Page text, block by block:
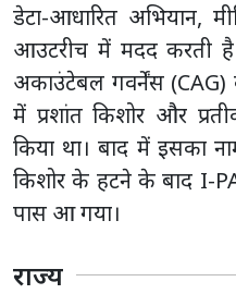
डेटा-आधारित अभियान,
आउटरीच में मदद करती
अकाउंटेबल गवर्नेंस (CAG)
में प्रशांत किशोर और
किया था। बाद में इसका
किशोर के हटने के बाद I-
पास आ गया।
राज्य